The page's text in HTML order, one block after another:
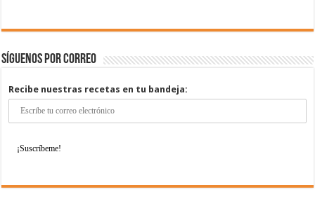
Síguenos por correo
Recibe nuestras recetas en tu bandeja: